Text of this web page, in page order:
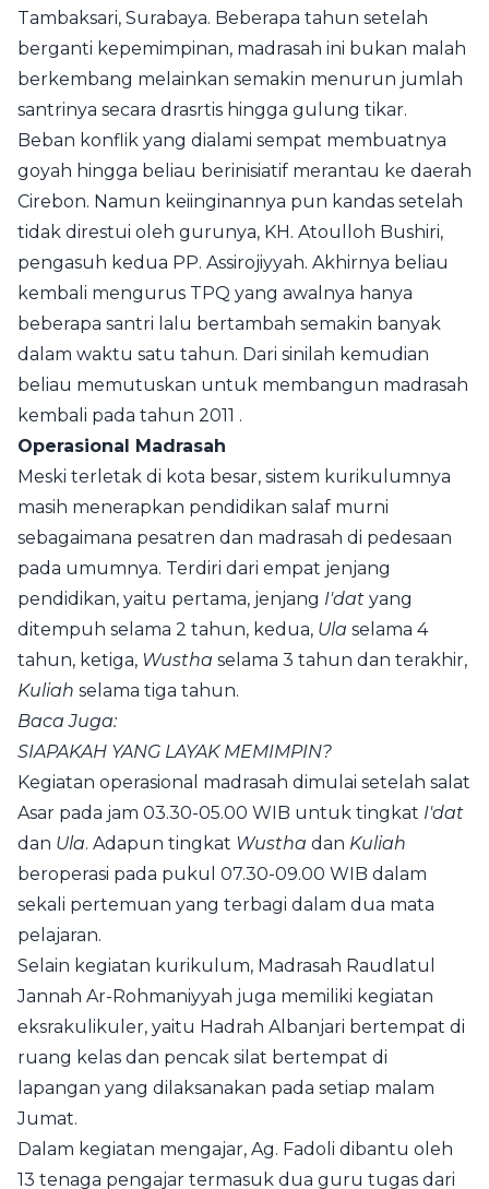
Tambaksari, Surabaya. Beberapa tahun setelah
berganti kepemimpinan, madrasah ini bukan malah
berkembang melainkan semakin menurun jumlah
santrinya secara drasrtis hingga gulung tikar.
Beban konflik yang dialami sempat membuatnya
goyah hingga beliau berinisiatif merantau ke daerah
Cirebon. Namun keiinginannya pun kandas setelah
tidak direstui oleh gurunya, KH. Atoulloh Bushiri,
pengasuh kedua PP. Assirojiyyah. Akhirnya beliau
kembali mengurus TPQ yang awalnya hanya
beberapa santri lalu bertambah semakin banyak
dalam waktu satu tahun. Dari sinilah kemudian
beliau memutuskan untuk membangun madrasah
kembali pada tahun 2011 .
Operasional Madrasah
Meski terletak di kota besar, sistem kurikulumnya
masih menerapkan pendidikan salaf murni
sebagaimana pesatren dan madrasah di pedesaan
pada umumnya. Terdiri dari empat jenjang
pendidikan, yaitu pertama, jenjang I'dat yang
ditempuh selama 2 tahun, kedua, Ula selama 4
tahun, ketiga, Wustha selama 3 tahun dan terakhir,
Kuliah selama tiga tahun.
Baca Juga:
SIAPAKAH YANG LAYAK MEMIMPIN?
Kegiatan operasional madrasah dimulai setelah salat
Asar pada jam 03.30-05.00 WIB untuk tingkat I'dat
dan Ula. Adapun tingkat Wustha dan Kuliah
beroperasi pada pukul 07.30-09.00 WIB dalam
sekali pertemuan yang terbagi dalam dua mata
pelajaran.
Selain kegiatan kurikulum, Madrasah Raudlatul
Jannah Ar-Rohmaniyyah juga memiliki kegiatan
eksrakulikuler, yaitu Hadrah Albanjari bertempat di
ruang kelas dan pencak silat bertempat di
lapangan yang dilaksanakan pada setiap malam
Jumat.
Dalam kegiatan mengajar, Ag. Fadoli dibantu oleh
13 tenaga pengajar termasuk dua guru tugas dari